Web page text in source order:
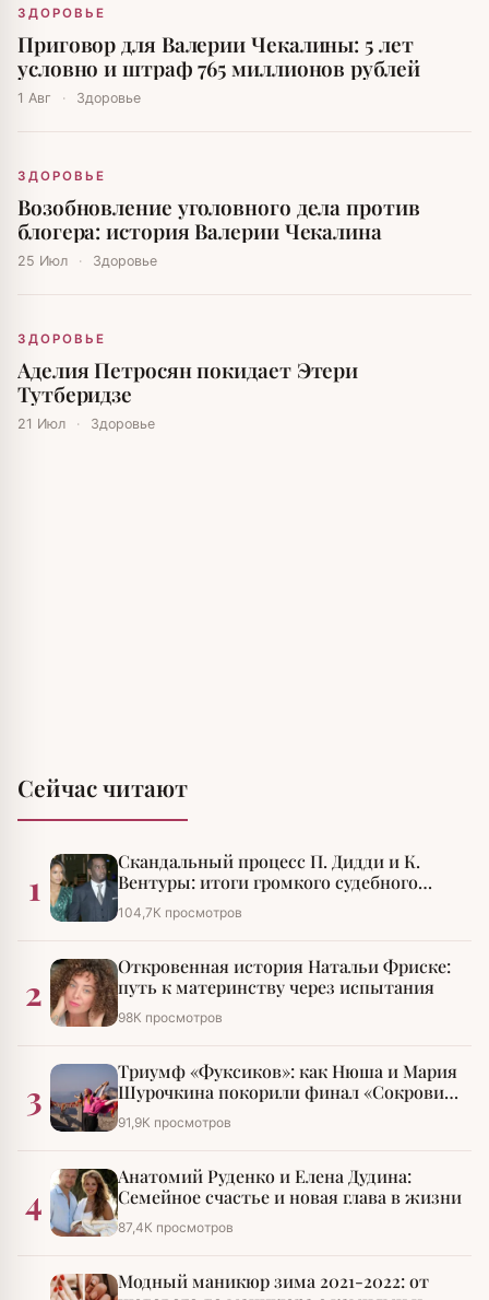
ЗДОРОВЬЕ
Приговор для Валерии Чекалины: 5 лет
условно и штраф 765 миллионов рублей
1 Авг · Здоровье
ЗДОРОВЬЕ
Возобновление уголовного дела против
блогера: история Валерии Чекалина
25 Июл · Здоровье
ЗДОРОВЬЕ
Аделия Петросян покидает Этери
Тутберидзе
21 Июл · Здоровье
Сейчас читают
1
Скандальный процесс П. Дидди и К.
Вентуры: итоги громкого судебного
разбирательства
104,7К просмотров
2
Откровенная история Натальи Фриске:
путь к материнству через испытания
98К просмотров
3
Триумф «Фуксиков»: как Нюша и Мария
Шурочкина покорили финал «Сокровищ
императора»
91,9К просмотров
4
Анатомий Руденко и Елена Дудина:
Семейное счастье и новая глава в жизни
87,4К просмотров
Модный маникюр зима 2021-2022: от